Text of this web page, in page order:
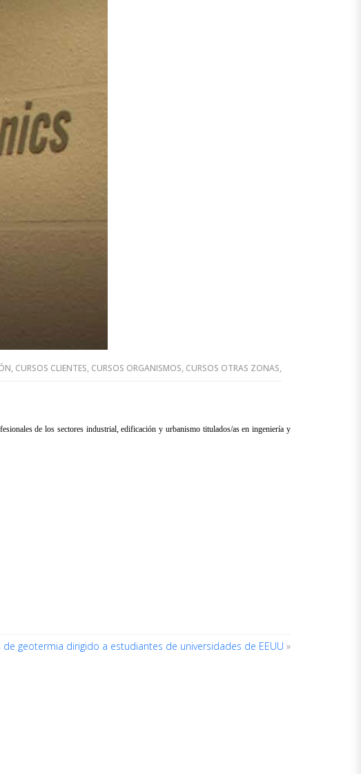
, CURSOS CLIENTES, CURSOS ORGANISMOS, CURSOS OTRAS ZONAS,
de los sectores industrial, edificación y urbanismo titulados/as en ingeniería y
geotermia dirigido a estudiantes de universidades de EEUU »